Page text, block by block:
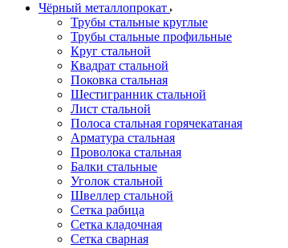
Чёрный металлопрокат
Трубы стальные круглые
Трубы стальные профильные
Круг стальной
Квадрат стальной
Поковка стальная
Шестигранник стальной
Лист стальной
Полоса стальная горячекатаная
Арматура стальная
Проволока стальная
Балки стальные
Уголок стальной
Швеллер стальной
Сетка рабица
Сетка кладочная
Сетка сварная